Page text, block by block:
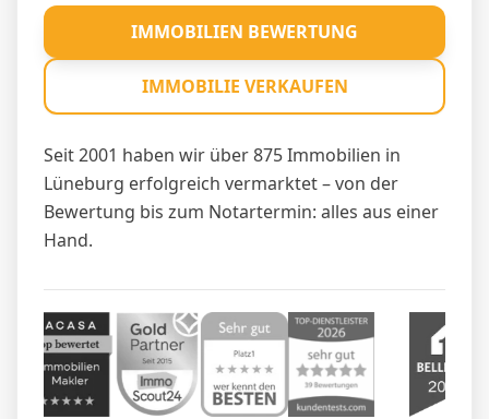
Seit 2001 haben wir über 875 Immobilien in
Lüneburg erfolgreich vermarktet – von der
Bewertung bis zum Notartermin: alles aus einer
Hand.
IMMOBILIEN BEWERTUNG
IMMOBILIE VERKAUFEN